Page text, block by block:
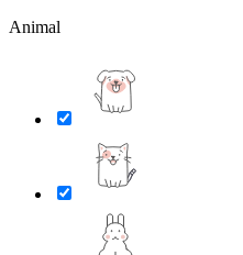
Animal